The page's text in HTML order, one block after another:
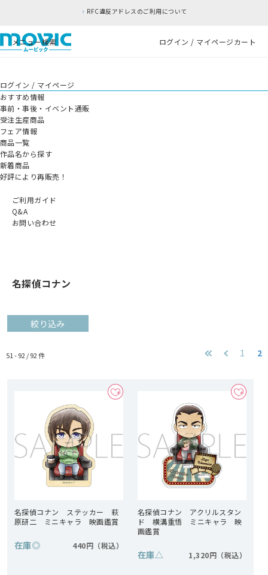
RFC違反アドレスのご利用について
メニュー検索 ログイン / マイページカート
ログイン / マイページ
おすすめ情報
事前・事後・イベント通販
受注生産商品
フェア情報
商品一覧
作品名から探す
新着商品
好評により再販売！
ご利用ガイド
Q&A
お問い合わせ
名探偵コナン
絞り込み
51 - 92 /92件 1 2
名探偵コナン ステッカー 萩
原研二 ミニキャラ 映画鑑賞
在庫◎ 440円
名探偵コナン アクリルスタン
ド 横溝重悟 ミニキャラ 映
画鑑賞
在庫△ 1,320円